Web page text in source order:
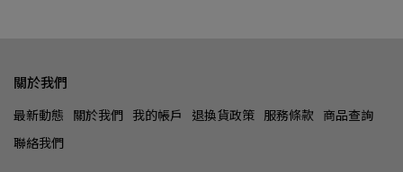
關於我們
最新動態 關於我們 我的帳戶 退換貨政策 服務條款 商品查詢
聯絡我們